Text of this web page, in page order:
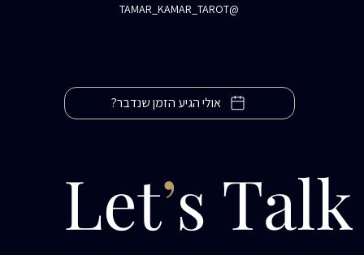
@TAMAR_KAMAR_TAROT
אולי הגיע הזמן שנדבר?
Let’s Talk